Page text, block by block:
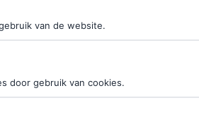
van de website.
door gebruik van cookies.